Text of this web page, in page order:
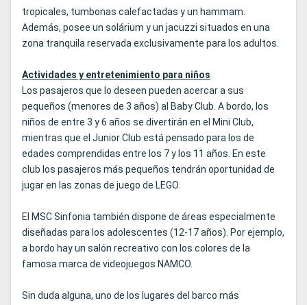
tropicales, tumbonas calefactadas y un hammam.
Además, posee un solárium y un jacuzzi situados en una
zona tranquila reservada exclusivamente para los adultos.
Actividades y entretenimiento para niños
Los pasajeros que lo deseen pueden acercar a sus
pequeños (menores de 3 años) al Baby Club. A bordo, los
niños de entre 3 y 6 años se divertirán en el Mini Club,
mientras que el Junior Club está pensado para los de
edades comprendidas entre los 7 y los 11 años. En este
club los pasajeros más pequeños tendrán oportunidad de
jugar en las zonas de juego de LEGO.
El MSC Sinfonia también dispone de áreas especialmente
diseñadas para los adolescentes (12-17 años). Por ejemplo,
a bordo hay un salón recreativo con los colores de la
famosa marca de videojuegos NAMCO.
Sin duda alguna, uno de los lugares del barco más